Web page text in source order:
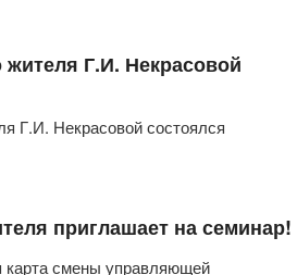
жителя Г.И. Некрасовой
Г.И. Некрасовой состоялся
приглашает на семинар!
карта смены управляющей